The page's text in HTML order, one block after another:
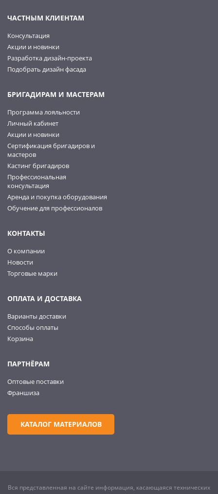
ЧАСТНЫМ КЛИЕНТАМ
Консультация
Акции и новинки
Разработка дизайн-проекта
Подобрать дизайн фасада
БРИГАДИРАМ И МАСТЕРАМ
Программа лояльности
Личный кабинет
Акции и новинки
Сертификация бригадиров и
мастеров
Кастинг бригадиров
Профессиональная
консультация
Аренда и покупка оборудования
Обучение для профессионалов
КОНТАКТЫ
О компании
Новости
Торговые марки
ОПЛАТА И ДОСТАВКА
Варианты доставки
Способы оплаты
Корзина
ПАРТНЁРАМ
Оптовые поставки
Франшиза
КАТАЛОГ МАТЕРИАЛОВ
Вся представленная на сайте информация, касающаяся технических